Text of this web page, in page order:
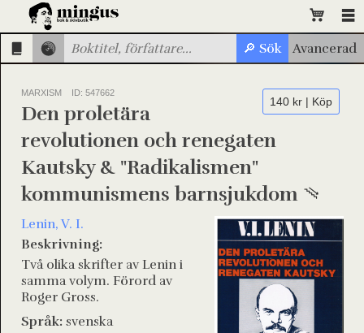
MARXISM ID: 547662
140 kr | Köp
Den proletära
revolutionen och renegaten
Kautsky & "Radikalismen"
kommunismens barnsjukdom
Lenin, V. I.
Beskrivning:
Två olika skrifter av Lenin i
samma volym. Förord av
Roger Gross.
Språk: svenska